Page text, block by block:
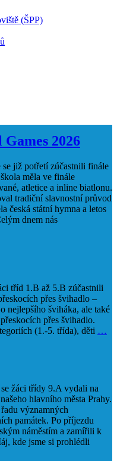
(ŠPP)
2026
již potřetí zúčastnili finále
měla ve finále
atletice a inline biatlonu.
tradiční slavnostní průvod
česká státní hymna a letos
dnem nás
tříd 1.B až 5.B zúčastnili
přes švihadlo –
nejlepšího šviháka, ale také
přes švihadlo.
(1.-5. třída), děti …
žáci třídy 9.A vydali na
hlavního města Prahy.
významných
památek. Po příjezdu
náměstím a zamířili k
kde jsme si prohlédli